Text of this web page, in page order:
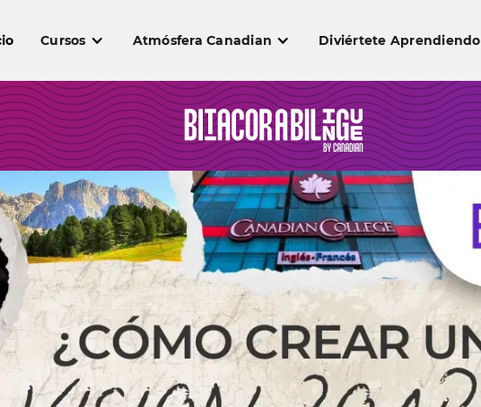
Cursos Atmósfera Canadian Diviértete Aprendiendo